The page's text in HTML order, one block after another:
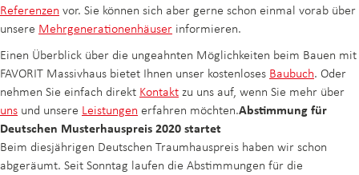
Referenzen vor. Sie können sich aber gerne schon einmal vorab über
unsere Mehrgenerationenhäuser informieren.
Einen Überblick über die ungeahnten Möglichkeiten beim Bauen mit
FAVORIT Massivhaus bietet Ihnen unser kostenloses Baubuch. Oder
nehmen Sie einfach direkt Kontakt zu uns auf, wenn Sie mehr über
uns und unsere Leistungen erfahren möchten.Abstimmung für
Deutschen Musterhauspreis 2020 startet
Beim diesjährigen Deutschen Traumhauspreis haben wir schon
abgeräumt. Seit Sonntag laufen die Abstimmungen für die